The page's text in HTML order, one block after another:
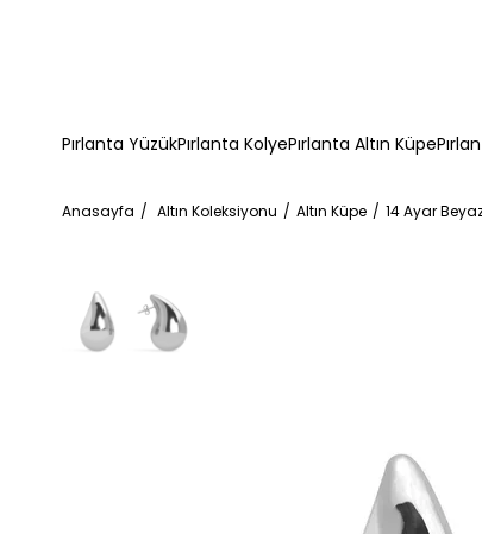
Pırlanta YüzükPırlanta KolyePırlanta Altın Küpe
Anasayfa Altın Koleksiyonu Altın Küpe 14 Ayar